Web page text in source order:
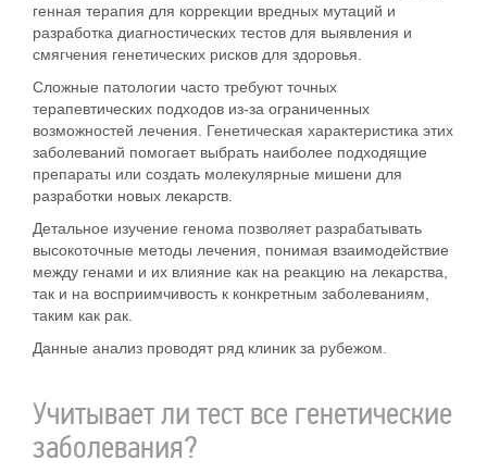
генная терапия для коррекции вредных мутаций и
разработка диагностических тестов для выявления и
смягчения генетических рисков для здоровья.
Сложные патологии часто требуют точных
терапевтических подходов из-за ограниченных
возможностей лечения. Генетическая характеристика этих
заболеваний помогает выбрать наиболее подходящие
препараты или создать молекулярные мишени для
разработки новых лекарств.
Детальное изучение генома позволяет разрабатывать
высокоточные методы лечения, понимая взаимодействие
между генами и их влияние как на реакцию на лекарства,
так и на восприимчивость к конкретным заболеваниям,
таким как рак.
Данные анализ проводят ряд клиник за рубежом.
Учитывает ли тест все генетические
заболевания?